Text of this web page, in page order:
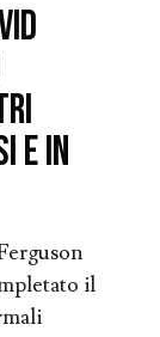
e in
il